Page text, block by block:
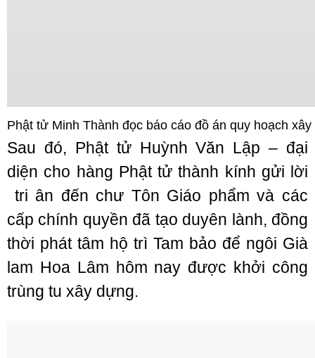
Phật tử Minh Thành đọc báo cáo đồ án quy hoạch
Sau đó, Phật tử Huỳnh Văn Lập – đại
diện cho hàng Phật tử thành kính gửi lời
tri ân đến chư Tôn Giáo phẩm và các
cấp chính quyền đã tạo duyên lành, đồng
thời phát tâm hộ trì Tam bảo để ngôi Già
lam Hoa Lâm hôm nay được khởi công
trùng tu xây dựng.